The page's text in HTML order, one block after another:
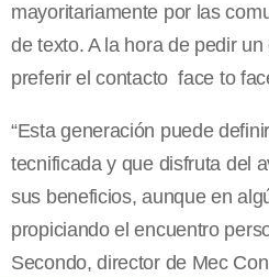
mayoritariamente por las
de texto. A la hora de pedir
preferir el contacto face to
“Esta generación puede
tecnificada y que disfruta del
sus beneficios, aunque en
propiciando el encuentro
Secondo, director de Mec